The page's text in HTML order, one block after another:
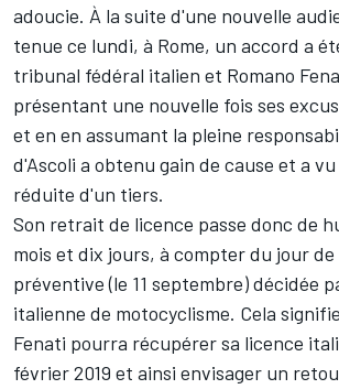
adoucie. À la suite d'une nouvelle
tenue ce lundi, à Rome, un accord a
tribunal fédéral italien et Romano
présentant une nouvelle fois ses
et en en assumant la pleine
d'Ascoli a obtenu gain de cause et a
réduite d'un tiers.
Son retrait de licence passe donc de
mois et dix jours, à compter du jour de
préventive (le 11 septembre) décidée
italienne de motocyclisme. Cela
Fenati pourra récupérer sa licence
février 2019 et ainsi envisager un